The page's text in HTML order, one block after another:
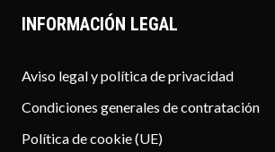
INFORMACIÓN LEGAL
Aviso legal y política de privacidad
Condiciones generales de contratación
Política de cookie (UE)